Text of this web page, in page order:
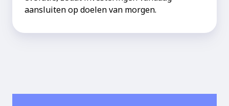
aansluiten op doelen van morgen.